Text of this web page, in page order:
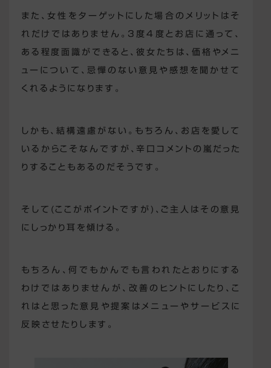
また、女性をターゲットにした場合のメリットはそ
れだけではありません。3度4度とお店に通って、
ある程度面識ができると、彼女たちは、価格やメニ
ューについて、忌憚のない意見や感想を聞かせて
くれるようになります。
しかも、結構遠慮がない。もちろん、お店を愛して
いるからこそなんですが、辛口コメントの嵐だった
りすることもあるのだそうです。
そして(ここがポイントですが)、ご主人はその意見
にしっかり耳を傾ける。
もちろん、何でもかんでも言われたとおりにする
わけではありませんが、改善のヒントにしたり、こ
れはと思った意見や提案はメニューやサービスに
反映させたりします。